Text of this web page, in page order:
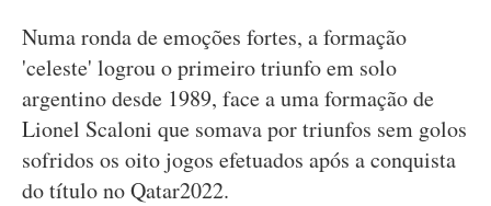
Numa ronda de emoções fortes, a formação
'celeste' logrou o primeiro triunfo em solo
argentino desde 1989, face a uma formação de
Lionel Scaloni que somava por triunfos sem golos
sofridos os oito jogos efetuados após a conquista
do título no Qatar2022.